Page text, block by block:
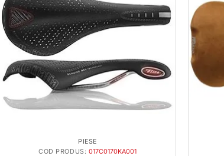
PIESE
COD PRODUS: 017C0170KA001